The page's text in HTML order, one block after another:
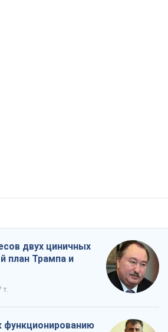
двух циничных
план Трампа и
т.
функционированию